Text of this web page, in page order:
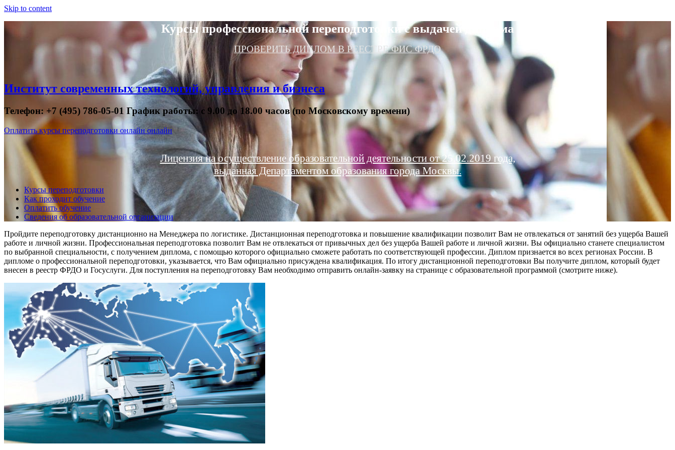
Skip to content
Курсы профессиональной переподготовки с выдачей диплома
ПРОВЕРИТЬ ДИПЛОМ В РЕЕСТРЕ ФИС ФРДО
Институт современных технологий, управления и бизнеса
Телефон: +7 (495) 786-05-01 График работы: с 9.00 до 18.00 часов (по Московскому времени)
Оплатить курсы переподготовки онлайн онлайн
Лицензия на осуществление образовательной деятельности от 25.02.2019 года,
выданная Департаментом образования города Москвы.
Курсы переподготовки
Как проходит обучение
Оплатить обучение
Сведения об образовательной организации
Пройдите переподготовку дистанционно на Менеджера по логистике. Дистанционная переподготовка и повышение квалификации позволит Вам не отвлекаться от занятий без ущерба Вашей
работе и личной жизни. Профессиональная переподготовка позволит Вам не отвлекаться от привычных дел без ущерба Вашей работе и личной жизни. Вы официально станете специалистом
по выбранной специальности, с получением диплома, с помощью которого официально сможете работать по соответствующей профессии. Диплом признается во всех регионах России. В
дипломе о профессиональной переподготовки, указывается, что Вам официально присуждена квалификация. По итогу дистанционной переподготовки Вы получите диплом, который будет
внесен в реестр ФРДО и Госуслуги. Для поступления на переподготовку Вам необходимо отправить онлайн-заявку на странице с образовательной программой (смотрите ниже).